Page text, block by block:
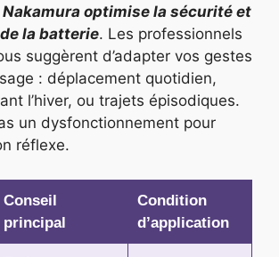
optimise la sécurité et
la batterie. Les professionnels
suggèrent d’adapter vos gestes
: déplacement quotidien,
l’hiver, ou trajets épisodiques.
un dysfonctionnement pour
réflexe.
Conseil
principal
Condition
d’application